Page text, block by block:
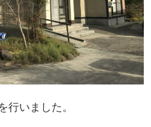
行いました。